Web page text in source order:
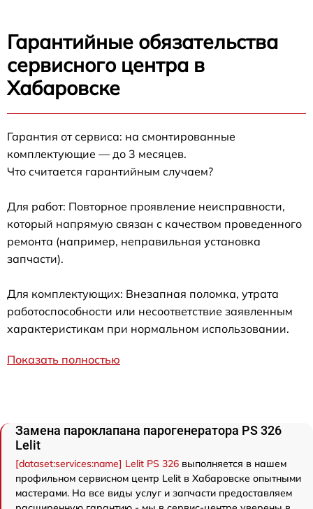
Гарантийные обязательства
сервисного центра в
Хабаровске
Гарантия от сервиса: на смонтированные
комплектующие — до 3 месяцев.
Что считается гарантийным случаем?
Для работ: Повторное проявление неисправности,
который напрямую связан с качеством проведенного
ремонта (например, неправильная установка
запчасти).
Для комплектующих: Внезапная поломка, утрата
работоспособности или несоответствие заявленным
характеристикам при нормальном использовании.
Показать полностью
Замена пароклапана парогенератора PS 326
Lelit
[dataset:services:name] Lelit PS 326 выполняется в нашем
профильном сервисном центр Lelit в Хабаровске опытными
мастерами. На все виды услуг и запчасти предоставляем